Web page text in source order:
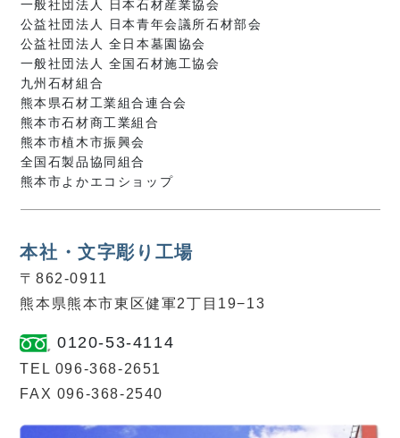
一般社団法人 日本石材産業協会
公益社団法人 日本青年会議所石材部会
公益社団法人 全日本墓園協会
一般社団法人 全国石材施工協会
九州石材組合
熊本県石材工業組合連合会
熊本市石材商工業組合
熊本市植木市振興会
全国石製品協同組合
熊本市よかエコショップ
本社・文字彫り工場
〒862-0911
熊本県熊本市東区健軍2丁目19−13
0120-53-4114
TEL 096-368-2651
FAX 096-368-2540